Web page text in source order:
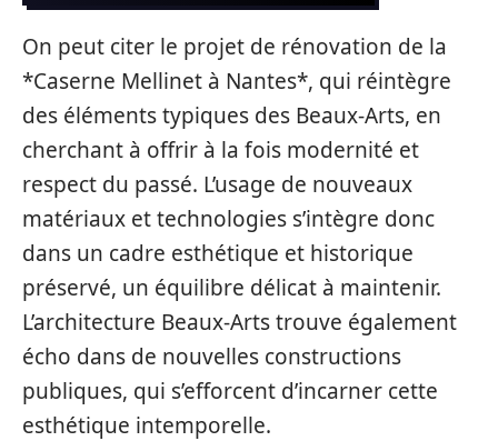
On peut citer le projet de rénovation de la
*Caserne Mellinet à Nantes*, qui réintègre
des éléments typiques des Beaux-Arts, en
cherchant à offrir à la fois modernité et
respect du passé. L’usage de nouveaux
matériaux et technologies s’intègre donc
dans un cadre esthétique et historique
préservé, un équilibre délicat à maintenir.
L’architecture Beaux-Arts trouve également
écho dans de nouvelles constructions
publiques, qui s’efforcent d’incarner cette
esthétique intemporelle.